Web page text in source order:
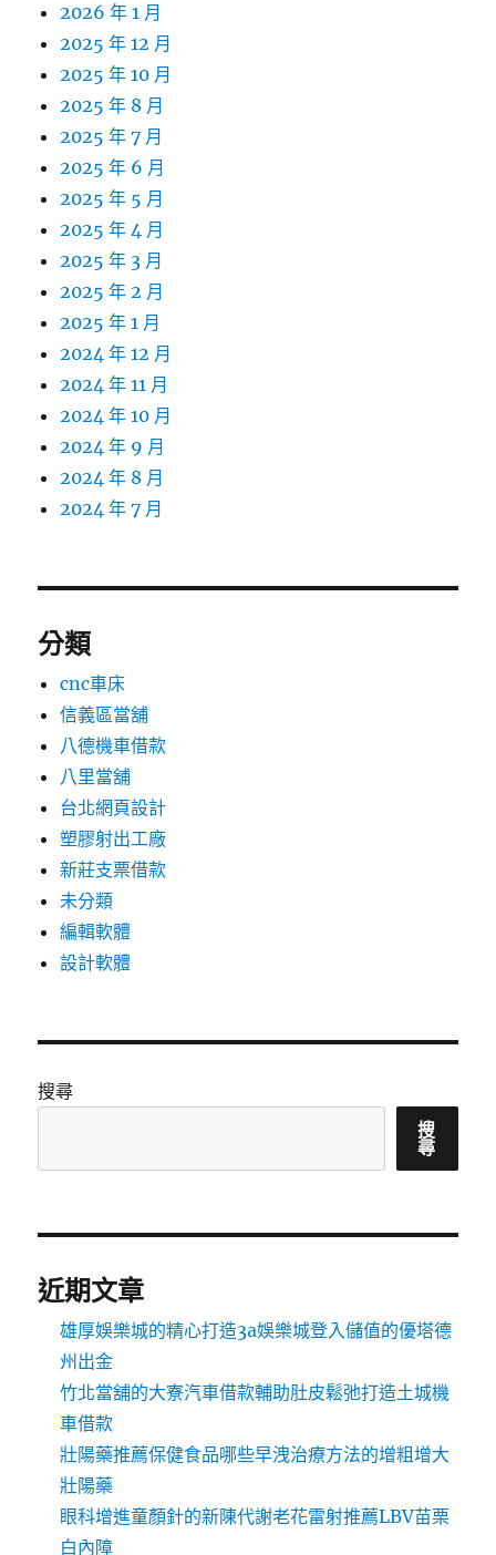
2026 年 1 月
2025 年 12 月
2025 年 10 月
2025 年 8 月
2025 年 7 月
2025 年 6 月
2025 年 5 月
2025 年 4 月
2025 年 3 月
2025 年 2 月
2025 年 1 月
2024 年 12 月
2024 年 11 月
2024 年 10 月
2024 年 9 月
2024 年 8 月
2024 年 7 月
分類
cnc車床
信義區當舖
八德機車借款
八里當舖
台北網頁設計
塑膠射出工廠
新莊支票借款
未分類
編輯軟體
設計軟體
搜尋
搜
尋
近期文章
雄厚娛樂城的精心打造3a娛樂城登入儲值的優塔德
州出金
竹北當舖的大寮汽車借款輔助肚皮鬆弛打造土城機
車借款
壯陽藥推薦保健食品哪些早洩治療方法的增粗增大
壯陽藥
眼科增進童顏針的新陳代謝老花雷射推薦LBV苗栗
白內障